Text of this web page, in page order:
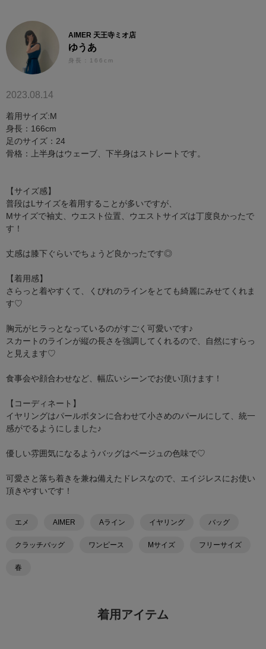
AIMER 天王寺ミオ店
ゆうあ
身長：166cm
2023.08.14
着用サイズ:M
身長：166cm
足のサイズ：24
骨格：上半身はウェーブ、下半身はストレートです。
【サイズ感】
普段はLサイズを着用することが多いですが、
Mサイズで袖丈、ウエスト位置、ウエストサイズは丁度良かったで
す！
丈感は膝下ぐらいでちょうど良かったです◎
【着用感】
さらっと着やすくて、くびれのラインをとても綺麗にみせてくれま
す♡
胸元がヒラっとなっているのがすごく可愛いです♪
スカートのラインが縦の長さを強調してくれるので、自然にすらっ
と見えます♡
食事会や顔合わせなど、幅広いシーンでお使い頂けます！
【コーディネート】
イヤリングはパールボタンに合わせて小さめのパールにして、統一
感がでるようにしました♪
優しい雰囲気になるようバッグはベージュの色味で♡
可愛さと落ち着きを兼ね備えたドレスなので、エイジレスにお使い
頂きやすいです！
エメ AIMER Aライン イヤリング バッグ
クラッチバッグ ワンピース Mサイズ フリーサイズ
春
着用アイテム